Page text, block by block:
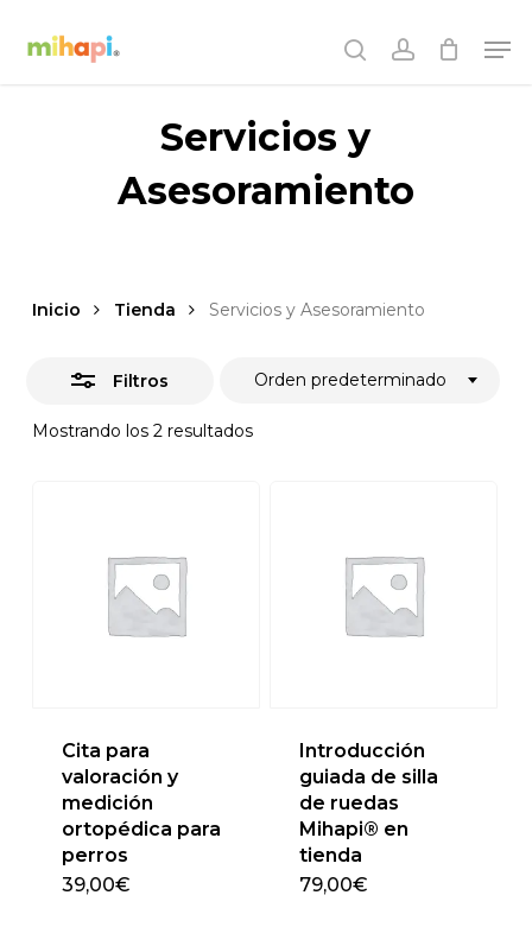
searchaccount
Servicios y
Asesoramiento
Inicio Tienda Servicios y Asesoramiento
Filtros
Mostrando los 2 resultados
Orden predeterminado
Cerrar
Cita para
valoración y
medición
ortopédica para
perros
39,00€
Introducción
guiada de silla
de ruedas
Mihapi® en
tienda
79,00€